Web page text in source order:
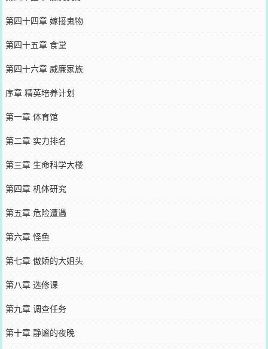
第四十四章 嫁接鬼物
第四十五章 食堂
第四十六章 威廉家族
序章 精英培养计划
第一章 体育馆
第二章 实力排名
第三章 生命科学大楼
第四章 机体研究
第五章 危险遭遇
第六章 怪鱼
第七章 傲娇的大姐头
第八章 选修课
第九章 调查任务
第十章 静谧的夜晚